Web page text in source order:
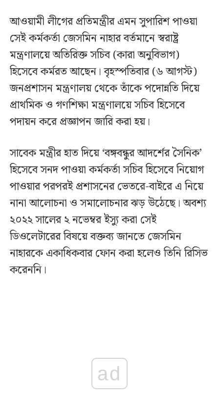
আওয়ামী লীগের প্রতিমন্ত্রীর এমন সুপারিশ পাওয়া
সেই কর্মকর্তা জেসমিন নাহার বর্তমানে স্বরাষ্ট্র
মন্ত্রণালয়ে অতিরিক্ত সচিব (কারা অনুবিভাগ)
হিসেবে কর্মরত আছেন। বৃহস্পতিবার (৬ আগস্ট)
জনপ্রশাসন মন্ত্রণালয় থেকে তাঁকে পদোন্নতি দিয়ে
প্রাথমিক ও গণশিক্ষা মন্ত্রণালয়ে সচিব হিসেবে
পদায়ন করে প্রজ্ঞাপন জারি করা হয়।
সাবেক মন্ত্রীর হাত দিয়ে ‘বঙ্গবন্ধুর আদর্শের সৈনিক’
হিসেবে সনদ পাওয়া কর্মকর্তা সচিব হিসেবে নিয়োগ
পাওয়ার পরপরই প্রশাসনের ভেতরে-বাইরে এ নিয়ে
নানা আলোচনা ও সমালোচনার ঝড় উঠেছে। অবশ্য
২০২২ সালের ২ নভেম্বর ইস্যু করা সেই
ডিওলেটারের বিষয়ে বক্তব্য জানতে জেসমিন
নাহারকে একাধিকবার ফোন করা হলেও তিনি রিসিভ
করেননি।
ad